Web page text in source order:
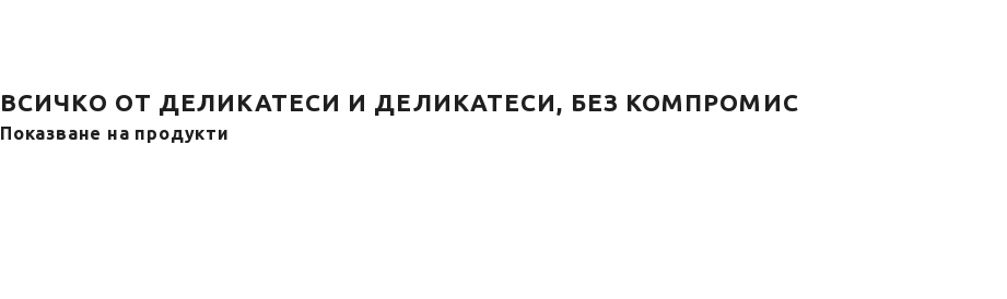
ВСИЧКО ОТ ДЕЛИКАТЕСИ И ДЕЛИКАТЕСИ, БЕЗ КОМПРОМИС
Показване на продукти